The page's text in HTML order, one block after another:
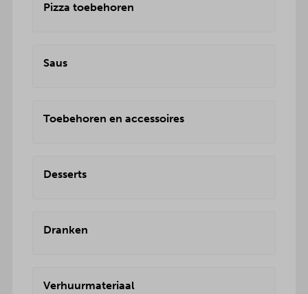
Pizza toebehoren
Saus
Toebehoren en accessoires
Desserts
Dranken
Verhuurmateriaal